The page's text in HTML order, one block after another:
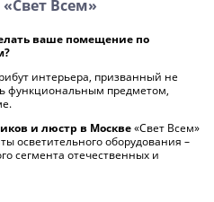
Всем»
ваше помещение по
интерьера, призванный не
функциональным предметом,
и люстр в Москве«Свет Всем»
осветительного оборудования –
сегмента отечественных и